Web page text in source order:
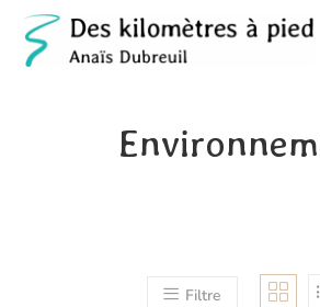
Skip
content
Filtre